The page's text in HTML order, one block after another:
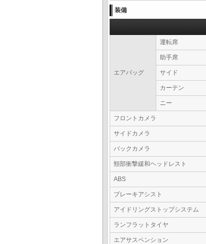
装備
エアバッグ
運転席
助手席
サイド
カーテン
ニー
フロントカメラ
サイドカメラ
バックカメラ
頸部衝撃緩和ヘッドレスト
ABS
ブレーキアシスト
アイドリングストップシステム
ランフラットタイヤ
エアサスペンション